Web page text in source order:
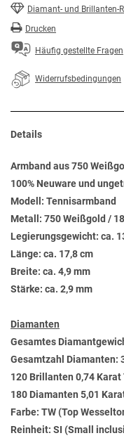
Diamant- und Brillanten-
Drucken
Häufig gestellte Fragen
Widerrufsbedingungen
Details
Armband aus 750
100% Neuware und
Modell: Tennisarmband
Metall: 750 Weißgold /
Legierungsgewicht: ca.
Länge: ca. 17,8 cm
Breite: ca. 4,9 mm
Stärke: ca. 2,9 mm
Diamanten
Gesamtes
Gesamtzahl Diamanten:
120 Brillanten 0,74 Karat
180 Diamanten 5,01
Farbe: TW (Top
Reinheit: SI (Small